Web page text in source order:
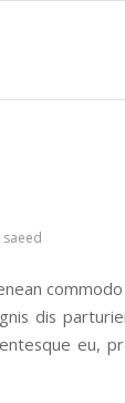
saeed
dis
eu,